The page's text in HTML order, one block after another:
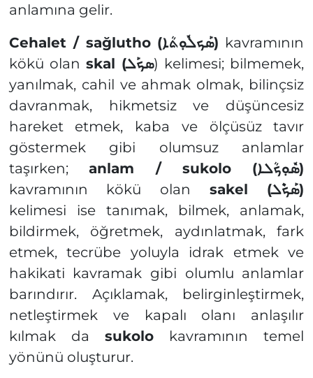
anlamına gelir.
Cehalet / sağlutho (
ܣܰܟܠܽܘܼܬܳܐ) kavramının
kökü olan skal (ܣܟܰܠ) kelimesi; bilmemek,
yanılmak, cahil ve ahmak olmak, bilinçsiz
davranmak, hikmetsiz ve düşüncesiz
hareket etmek, kaba ve ölçüsüz tavır
göstermek gibi olumsuz anlamlar
taşırken;anlam / sukolo (
ܣܽܘܼܟܳܠܐ)
kavramının kökü olan sakel (
ܣܰܟܶܠ)
kelimesi ise tanımak, bilmek, anlamak,
bildirmek, öğretmek, aydınlatmak, fark
etmek, tecrübe yoluyla idrak etmek ve
hakikati kavramak gibi olumlu anlamlar
barındırır. Açıklamak, belirginleştirmek,
netleştirmek ve kapalı olanı anlaşılır
kılmak da sukolo kavramının temel
yönünü oluşturur.